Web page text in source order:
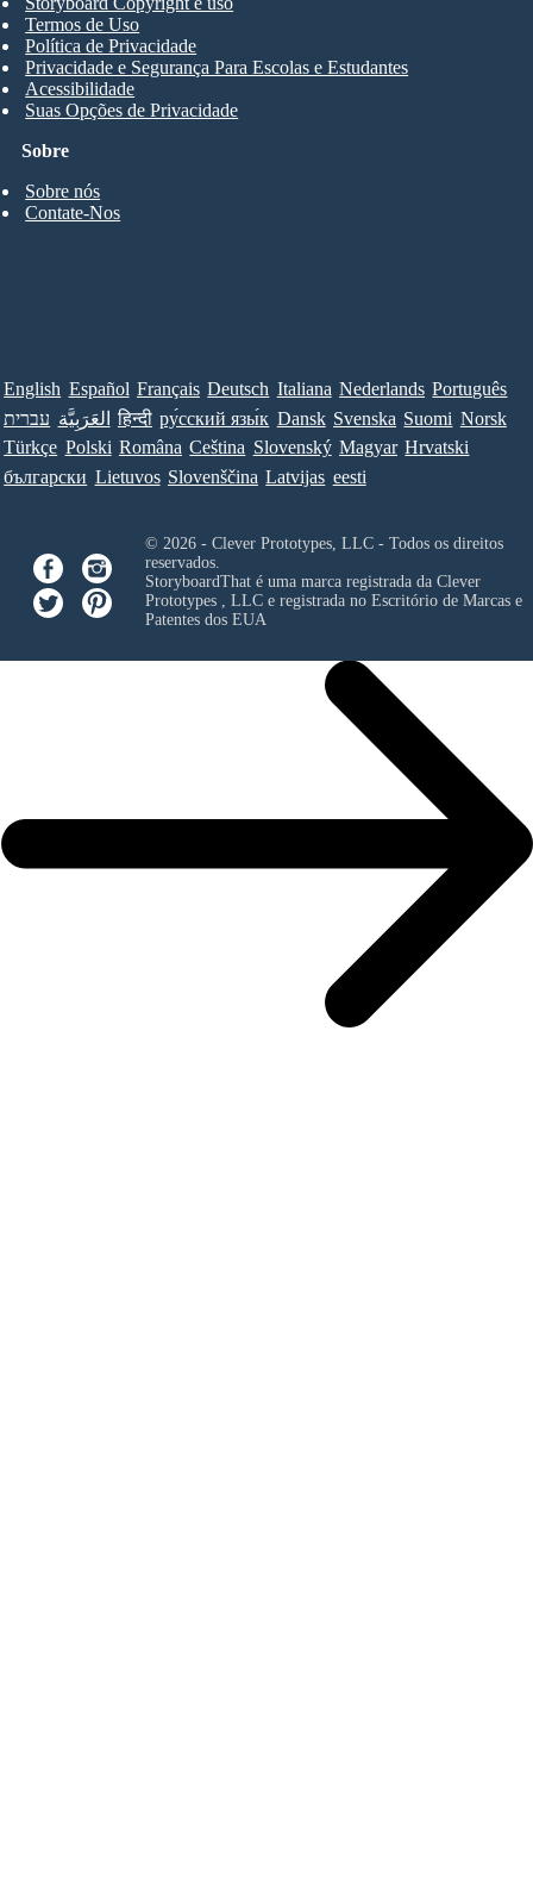
Sobre
Sobre nós
Contate-Nos
Termos de Uso
Política de Privacidade
Privacidade e Segurança Para Escolas e Estudantes
Acessibilidade
Suas Opções de Privacidade
English Español Français Deutsch Italiana Nederlands Português
עברית العَرَبِيَّة हिन्दी ру́сский язы́к Dansk Svenska Suomi Norsk
Türkçe Polski Româna Ceština Slovenský Magyar Hrvatski
български Lietuvos Slovenščina Latvijas eesti
© 2026 - Clever Prototypes, LLC - Todos os direitos
reservados.
StoryboardThat é uma marca registrada da Clever
Prototypes , LLCe registrada no Escritório de Marcas e
Patentes dos EUA